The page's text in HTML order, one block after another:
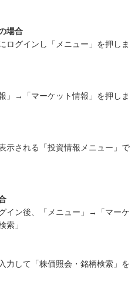
場合
グインし「メニュー」を押しま
」→「マーケット情報」を押しま
示される「投資情報メニュー」で
イン後、「メニュー」→「マーケ
索」
力して「株価照会・銘柄検索」を